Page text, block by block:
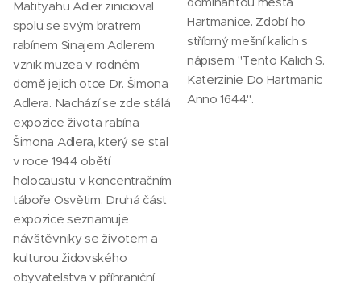
Matityahu Adler zinicioval
spolu se svým bratrem
rabínem Sinajem Adlerem
vznik muzea v rodném
domě jejich otce Dr. Šimona
Adlera. Nachází se zde stálá
expozice života rabína
Šimona Adlera, který se stal
v roce 1944 obětí
holocaustu v koncentračním
táboře Osvětim. Druhá část
expozice seznamuje
návštěvníky se životem a
kulturou židovského
obyvatelstva v příhraniční
Hartmanice. Zdobí ho
stříbrný mešní kalich s
nápisem "Tento Kalich S.
Katerzinie Do Hartmanic
Anno 1644".